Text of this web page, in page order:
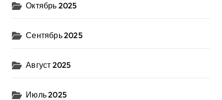
Октябрь 2025
Сентябрь 2025
Август 2025
Июль 2025